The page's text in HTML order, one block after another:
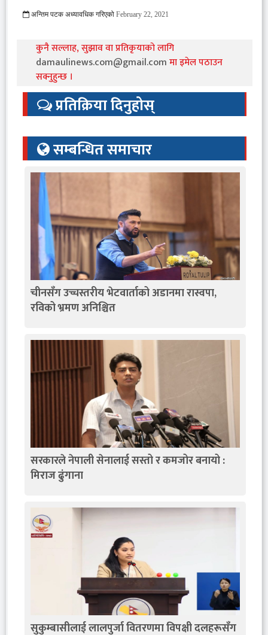
अन्तिम पटक अध्यावधिक गरिएको February 22, 2021
कुनै सल्लाह, सुझाव वा प्रतिकृयाको लागि
damaulinews.com@gmail.comमा इमेल पठाउन
सक्नुहुन्छ ।
प्रतिक्रिया दिनुहोस्
सम्बन्धित समाचार
चीनसँग उच्चस्तरीय भेटवार्ताको अडानमा रास्वपा,
रविको भ्रमण अनिश्चित
सरकारले नेपाली सेनालाई सस्तो र कमजोर बनायो :
मिराज ढुंगाना
सुकुम्बासीलाई लालपुर्जा वितरणमा विपक्षी दलहरूसँग